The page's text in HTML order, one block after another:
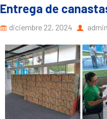
Entrega de
diciembre 22, 2024 admin